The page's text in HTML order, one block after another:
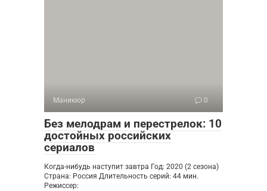
Маникюр 0
Без мелодрам и перестрелок: 10
достойных российских
сериалов
Когда-нибудь наступит завтра Год: 2020 (2 сезона)
Страна: Россия Длительность серий: 44 мин.
Режиссер: